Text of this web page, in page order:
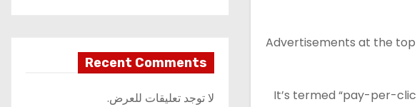
Advertisements at the top
It’s termed “pay-per-
Recent Comments
لا توجد تعليقات للعرض.